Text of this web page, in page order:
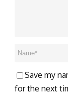
Save my
for the next